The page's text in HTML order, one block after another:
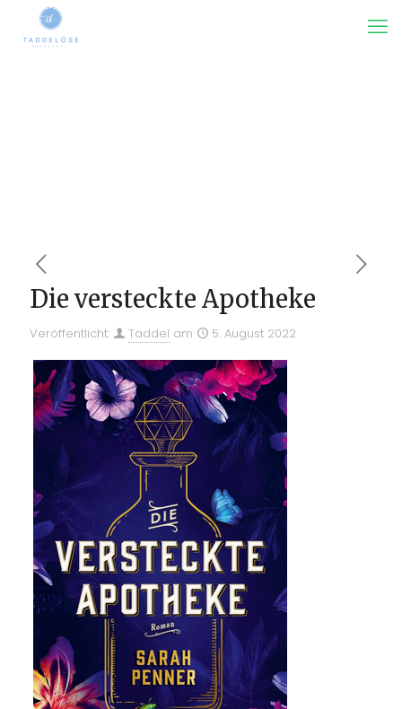
Die versteckte Apotheke
Veröffentlicht: Taddel am 5. August 2022